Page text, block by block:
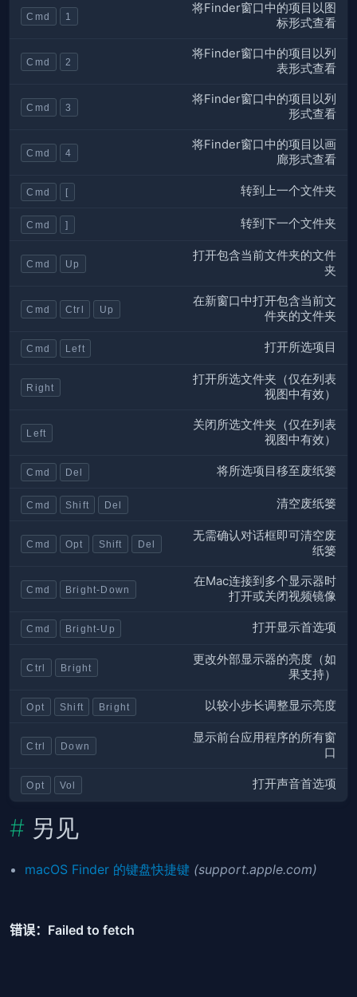
Cmd 1
将Finder窗口中的项目以图
标形式查看
Cmd 2
将Finder窗口中的项目以列
表形式查看
Cmd 3
将Finder窗口中的项目以列
形式查看
Cmd 4
将Finder窗口中的项目以画
廊形式查看
Cmd [ 转到上一个文件夹
Cmd ] 转到下一个文件夹
Cmd Up
打开包含当前文件夹的文件
夹
Cmd Ctrl Up
在新窗口中打开包含当前文
件夹的文件夹
Cmd Left 打开所选项目
Right
打开所选文件夹（仅在列表
视图中有效）
Left
关闭所选文件夹（仅在列表
视图中有效）
Cmd Del 将所选项目移至废纸篓
Cmd Shift Del 清空废纸篓
Cmd Opt Shift Del
无需确认对话框即可清空废
纸篓
Cmd Bright-Down
在Mac连接到多个显示器时
打开或关闭视频镜像
Cmd Bright-Up 打开显示首选项
Ctrl Bright
更改外部显示器的亮度（如
果支持）
Opt Shift Bright 以较小步长调整显示亮度
Ctrl Down
显示前台应用程序的所有窗
口
Opt Vol 打开声音首选项
另见
macOS Finder 的键盘快捷键 (support.apple.com)